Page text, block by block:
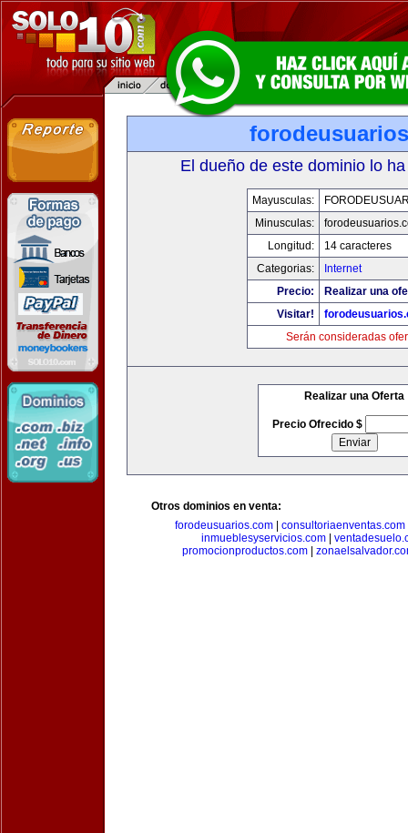
El dueño de este dominio lo
Mayusculas:
Minusculas:
Longitud:
14 caracteres
Categorias:
Internet
Precio:
Realizar una
Visitar!
Serán consideradas
Realizar una Oferta
Precio Ofrecido $
Otros dominios en venta:
forodeusuarios.com| consultoriaenventas.com
inmueblesyservicios.com|
promocionproductos.com|